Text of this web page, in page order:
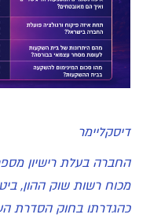
דיסקליימר
מכוח רשות שוק ההון,
כהגדרתו בחוק הסדרת